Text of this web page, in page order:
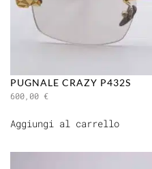
PUGNALE CRAZY P432S
600,00 €
Aggiungi al carrello